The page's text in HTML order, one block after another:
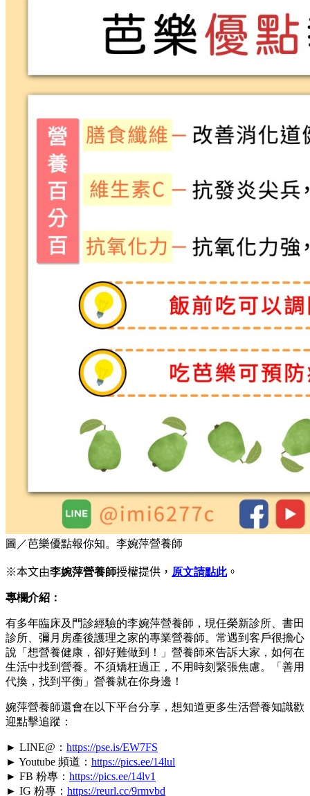
圖／芭樂優點報你知。李婉萍營養師
※本文由李婉萍營養師授權提供， 原文請點此。
專欄介紹：
有多年臨床及門診經驗的李婉萍營養師，現任榮新診所、書田
診所、彌月房產後護理之家的專業營養師。常遇到客戶很擔心
說「想營養健康，卻好難做到！」營養師來告訴大家，如何在
生活中找到營養。不須矯枉過正，不用時刻緊張焦慮。「善用
代換，找到平衡」營養就在你身邊！
婉萍營養師還會在以下平台分享，想知道更多生活營養知識歡
迎點擊追蹤：
► LINE@： https://pse.is/EW7FS
► Youtube 頻道： https://pics.ee/14lul
► FB 粉專： https://pics.ee/14lv1
► IG 粉專： https://reurl.cc/9rmvbd